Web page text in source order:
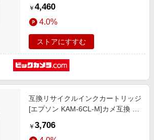
￥ 4,460
4.0%
ストアにすすむ
互換リサイクルインクカートリッジ
[エプソン KAM-6CL-M]カメ互換 6
EKAM6PM
￥ 3,706